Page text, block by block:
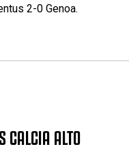
2-0 Genoa.
CALCIA ALTO